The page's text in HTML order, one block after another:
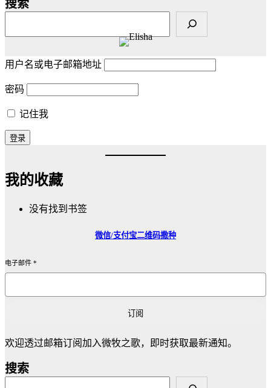
搜索
用户名或电子邮箱地址
密码
记住我
我的收藏
没有找到书签
微信/支付宝二维码撒种
电子邮件 *
订阅
欢迎透过邮箱订阅加入微牧之歌，即时获取最新通知。
搜索